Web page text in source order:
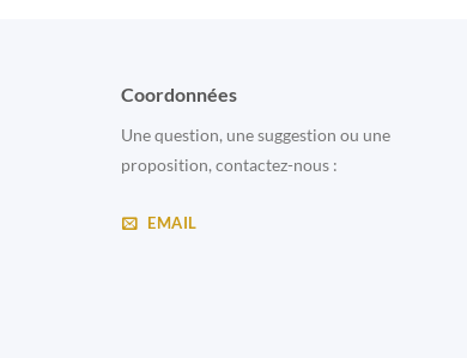
Coordonnées
Une question, une suggestion ou une
proposition, contactez-nous :
EMAIL